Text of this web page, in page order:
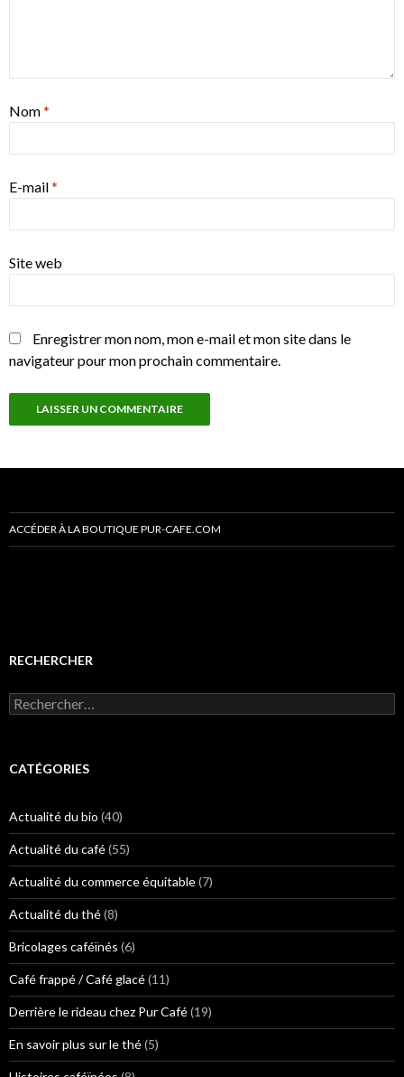
Nom*
E-mail*
Site web
Enregistrer mon nom, mon e-mail et mon site dans le
navigateur pour mon prochain commentaire.
ACCÉDER À LA BOUTIQUE PUR-CAFE.COM
RECHERCHER
R
e
e
h
e
r
:
CATÉGORIES
Actualité du bio (40)
Actualité du café(55)
Actualité du commerce équitable(7)
Actualité du thé(8)
Bricolages caféïnés (6)
Café frappé / Café glacé(11)
Derrière le rideau chez Pur Café(19)
En savoir plus sur le thé(5)